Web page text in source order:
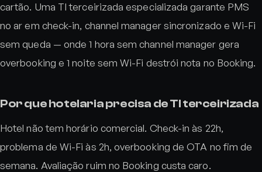
cartão. Uma TI terceirizada especializada garante PMS
no ar em check-in, channel manager sincronizado e Wi-Fi
sem queda — onde 1 hora sem channel manager gera
overbooking e 1 noite sem Wi-Fi destrói nota no Booking.
Por que hotelaria precisa de TI terceirizada
Hotel não tem horário comercial. Check-in às 22h,
problema de Wi-Fi às 2h, overbooking de OTA no fim de
semana. Avaliação ruim no Booking custa caro.